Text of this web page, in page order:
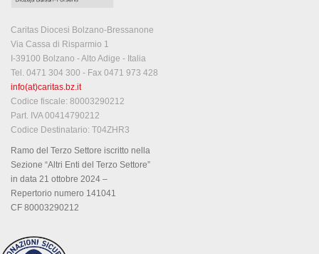
Caritas Diocesi Bolzano-Bressanone
Via Cassa di Risparmio 1
I-39100 Bolzano - Alto Adige - Italia
Tel. 0471 304 300 - Fax 0471 973 428
info(at)caritas.bz.it
Codice fiscale: 80003290212
Part. IVA 00414790212
Codice Destinatario: T04ZHR3
Ramo del Terzo Settore iscritto nella
Sezione “Altri Enti del Terzo Settore”
in data 21 ottobre 2024 –
Repertorio numero 141041
CF 80003290212